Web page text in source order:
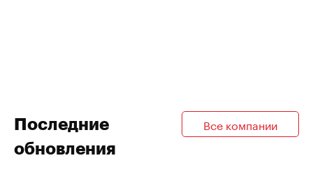
Последние
обновления
Все компании